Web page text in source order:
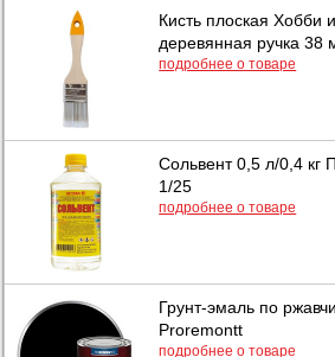
Кисть плоская Хобби
деревянная ручка 38
подробнее о товаре
Сольвент 0,5 л/0,4 кг
1/25
подробнее о товаре
Грунт-эмаль по
Proremontt
подробнее о товаре